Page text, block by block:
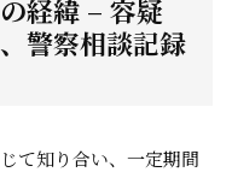
経緯 – 容疑
警察相談記録
て知り合い、一定期間